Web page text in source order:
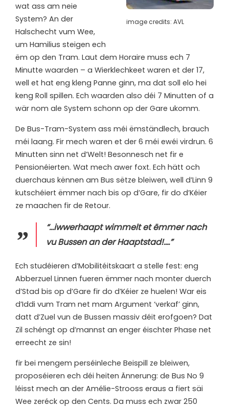
image credits: AVL
wat ass am neie
System? An der
Halschecht vum Wee,
um Hamilius steigen ech
ëm op den Tram. Laut dem Horaire muss ech 7
Minutte waarden – a Wierklechkeet waren et der 17,
well et hat eng kleng Panne ginn, ma dat soll elo hei
keng Roll spillen. Ech waarden also déi 7 Minutten of a
wär nom ale System schonn op der Gare ukomm.
De Bus-Tram-System ass méi ëmständlech, brauch
méi laang. Fir mech waren et der 6 méi ewéi virdrun. 6
Minutten sinn net d’Welt! Besonnesch net fir e
Pensionéierten. Wat mech awer foxt. Ech hätt och
duerchaus kënnen am Bus sëtze bleiwen, well d’Linn 9
kutschéiert ëmmer nach bis op d’Gare, fir do d’Kéier
ze maachen fir de Retour.
“…iwwerhaapt wimmelt et ëmmer nach
vu Bussen an der Haaptstad!….”
Ech studéieren d’Mobilitéitskaart a stelle fest: eng
Abberzuel Linnen fueren ëmmer nach monter duerch
d’Stad bis op d’Gare fir do d’Kéier ze huelen! War eis
d’Iddi vum Tram net mam Argument ‘verkaf’ ginn,
datt d’Zuel vun de Bussen massiv déit erofgoen? Dat
Zil schéngt op d’mannst an enger éischter Phase net
erreecht ze sin!
fir bei mengem perséinleche Beispill ze bleiwen,
proposéieren ech déi heiten Ännerung: de Bus No 9
léisst mech an der Amélie-Strooss eraus a fiert säi
Wee zeréck op den Cents. Da muss ech zwar 250